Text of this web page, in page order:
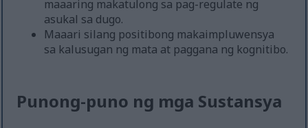
maaaring makatulong sa pag-regulate ng
asukal sa dugo.
Maaari silang positibong makaimpluwensya
sa kalusugan ng mata at paggana ng kognitibo.
Punong-puno ng mga Sustansya